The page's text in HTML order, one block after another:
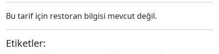
Bu tarif için restoran bilgisi mevcut değil.
Etiketler: